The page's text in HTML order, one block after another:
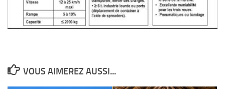
VOUS AIMEREZ AUSSI...